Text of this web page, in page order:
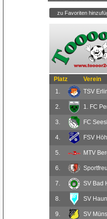
Platz Verein
1.
TSV
2. 1. FC
3. FC
4. FSV
5. MTV
6.
7. SV Bad
8. SV
9. SV